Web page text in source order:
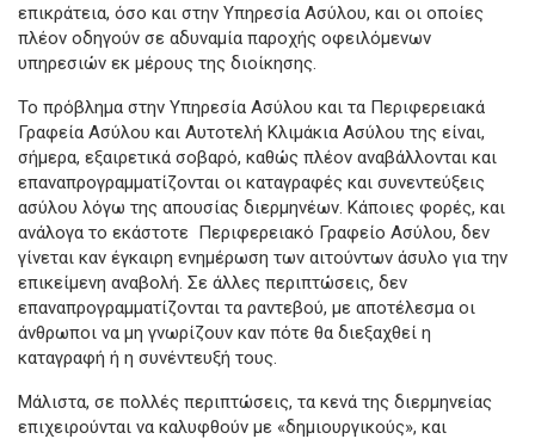
επικράτεια, όσο και στην Υπηρεσία Ασύλου, και οι οποίες
πλέον οδηγούν σε αδυναμία παροχής οφειλόμενων
υπηρεσιών εκ μέρους της διοίκησης.
Το πρόβλημα στην Υπηρεσία Ασύλου και τα Περιφερειακά
Γραφεία Ασύλου και Αυτοτελή Κλιμάκια Ασύλου της είναι,
σήμερα, εξαιρετικά σοβαρό, καθώς πλέον αναβάλλονται και
επαναπρογραμματίζονται οι καταγραφές και συνεντεύξεις
ασύλου λόγω της απουσίας διερμηνέων. Κάποιες φορές, και
ανάλογα το εκάστοτε Περιφερειακό Γραφείο Ασύλου, δεν
γίνεται καν έγκαιρη ενημέρωση των αιτούντων άσυλο για την
επικείμενη αναβολή. Σε άλλες περιπτώσεις, δεν
επαναπρογραμματίζονται τα ραντεβού, με αποτέλεσμα οι
άνθρωποι να μη γνωρίζουν καν πότε θα διεξαχθεί η
καταγραφή ή η συνέντευξή τους.
Μάλιστα, σε πολλές περιπτώσεις, τα κενά της διερμηνείας
επιχειρούνται να καλυφθούν με «δημιουργικούς», και